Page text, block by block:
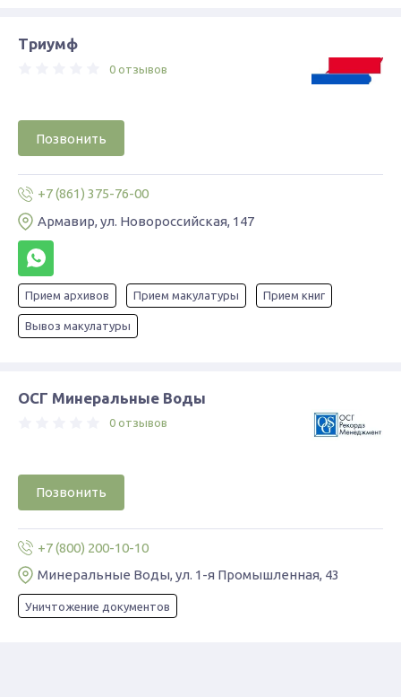
Триумф
0 отзывов
Позвонить
+7 (861) 375-76-00
Армавир, ул. Новороссийская, 147
Прием архивов Прием макулатуры Прием книг
Вывоз макулатуры
ОСГ Минеральные Воды
0 отзывов
Позвонить
+7 (800) 200-10-10
Минеральные Воды, ул. 1-я Промышленная, 43
Уничтожение документов